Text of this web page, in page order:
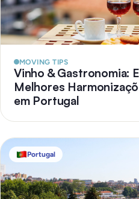
MOVING TIPS
Vinho & Gastronomia:
Melhores
em Portugal
Portugal